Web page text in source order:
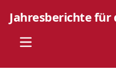
Jahresberichte für
Open main menu